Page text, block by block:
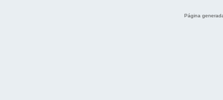
Página